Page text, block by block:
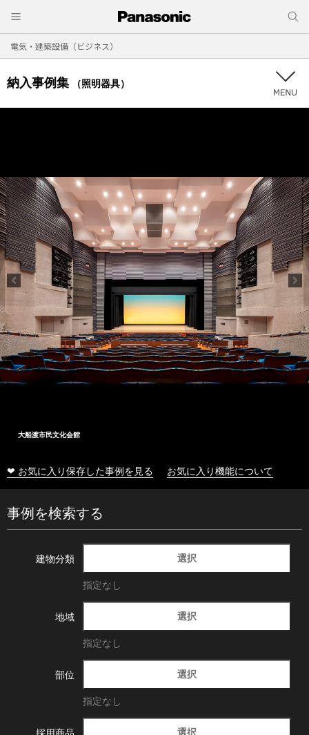
電気・建築設備（ビジネス）
納入事例集 （照明器具）
大船渡市民文化会館
❤ お気に入り保存した事例を見る お気に入り機能について
事例を検索する
建物分類 選択
指定なし
地域 選択
指定なし
部位 選択
指定なし
採用商品 選択